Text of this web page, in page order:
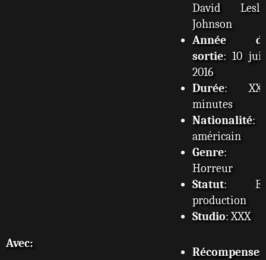
David
Johnson
Année
sortie: 10
2016
Durée:
minutes
Nationalité:
américain
Genre:
Horreur
Statut:
production
Studio: XXX
Avec: